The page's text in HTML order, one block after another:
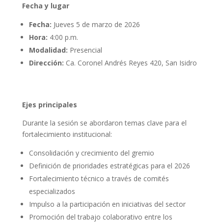
Fecha y lugar
Fecha: Jueves 5 de marzo de 2026
Hora: 4:00 p.m.
Modalidad: Presencial
Dirección: Ca. Coronel Andrés Reyes 420, San Isidro
Ejes principales
Durante la sesión se abordaron temas clave para el
fortalecimiento institucional:
Consolidación y crecimiento del gremio
Definición de prioridades estratégicas para el 2026
Fortalecimiento técnico a través de comités
especializados
Impulso a la participación en iniciativas del sector
Promoción del trabajo colaborativo entre los